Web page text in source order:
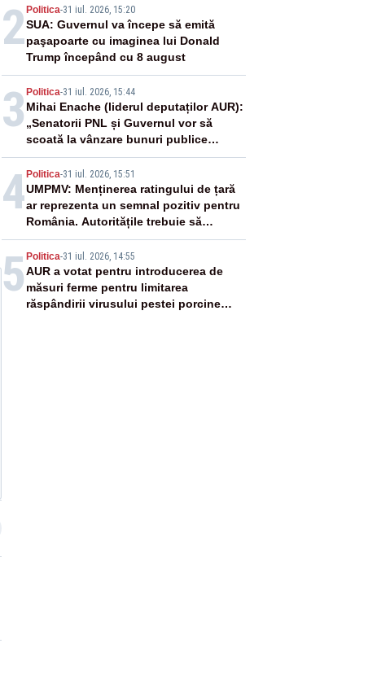
2 Politica-31 iul. 2026, 15:20
SUA: Guvernul va începe să emită
paşapoarte cu imaginea lui Donald
Trump începând cu 8 august
3 Politica-31 iul. 2026, 15:44
Mihai Enache (liderul deputaților AUR):
„Senatorii PNL și Guvernul vor să
scoată la vânzare bunuri publice
pentru a stinge datoriile pentru
vaccinurile Pfizer!”
4 Politica-31 iul. 2026, 15:51
UMPMV: Menținerea ratingului de țară
ar reprezenta un semnal pozitiv pentru
România. Autoritățile trebuie să
continue consolidarea stabilității
economice și financiare
5 Politica-31 iul. 2026, 14:55
AUR a votat pentru introducerea de
măsuri ferme pentru limitarea
răspândirii virusului pestei porcine